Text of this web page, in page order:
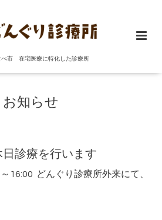
べ市 在宅医療に特化した診療所
お知らせ
診療を行います
16:00 どんぐり診療所外来にて、